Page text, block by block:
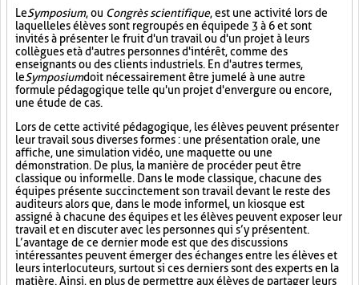
LeSymposium, ou Congrès scientifique, est une activité lors de
laquelle les élèves sont regroupés en équipe de 3 à 6 et sont
invités à présenter le fruit d'un travail ou d'un projet à leurs
collègues et à d'autres personnes d'intérêt, comme des
enseignants ou des clients industriels. En d'autres termes,
leSymposiumdoit nécessairement être jumelé à une autre
formule pédagogique telle qu'un projet d'envergure ou encore,
une étude de cas.
Lors de cette activité pédagogique, les élèves peuvent présenter
leur travail sous diverses formes : une présentation orale, une
affiche, une simulation vidéo, une maquette ou une
démonstration. De plus, la manière de procéder peut être
classique ou informelle. Dans le mode classique, chacune des
équipes présente succinctement son travail devant le reste des
auditeurs alors que, dans le mode informel, un kiosque est
assigné à chacune des équipes et les élèves peuvent exposer leur
travail et en discuter avec les personnes qui s’y présentent.
L’avantage de ce dernier mode est que des discussions
intéressantes peuvent émerger des échanges entre les élèves et
leurs interlocuteurs, surtout si ces derniers sont des experts en la
matière. Ainsi, en plus de permettre aux élèves de partager leurs